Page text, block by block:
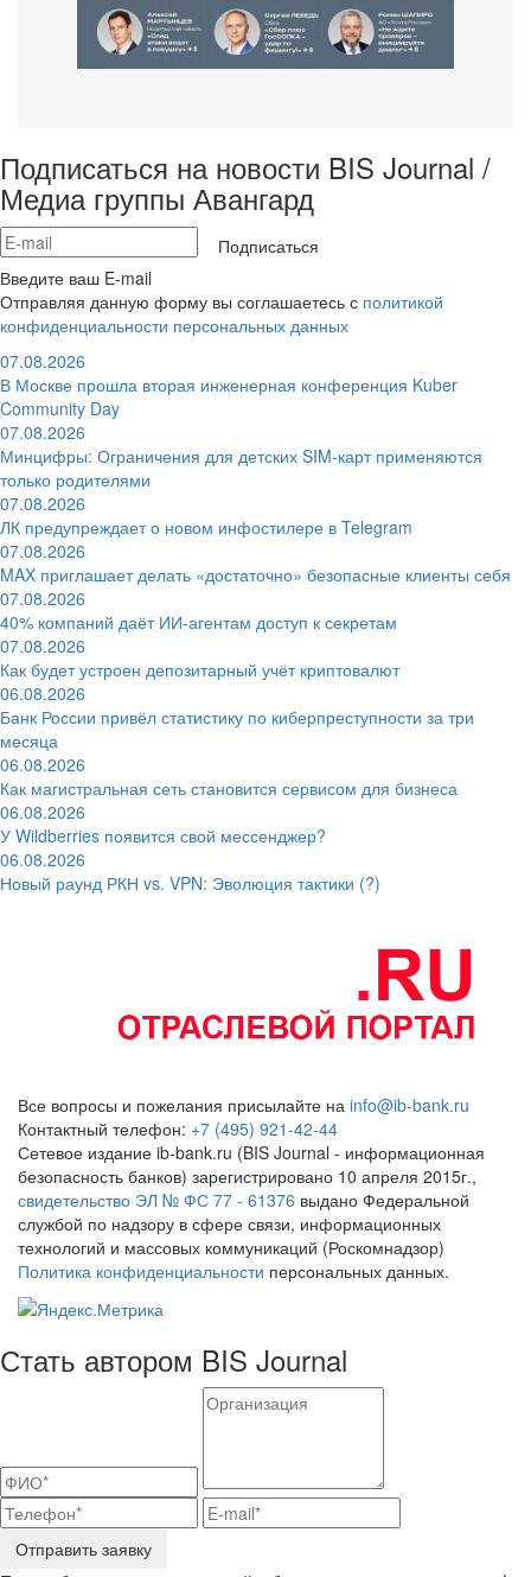
Подписаться на новости BIS Journal /
Медиа группы Авангард
Подписаться
Введите ваш E-mail
Отправляя данную форму вы соглашаетесь с политикой
конфиденциальности персональных данных
07.08.2026
В Москве прошла вторая инженерная конференция Kuber
Community Day
07.08.2026
Минцифры: Ограничения для детских SIM-карт применяются
только родителями
07.08.2026
ЛК предупреждает о новом инфостилере в Telegram
07.08.2026
MAX приглашает делать «достаточно» безопасные клиенты себя
07.08.2026
40% компаний даёт ИИ‑агентам доступ к секретам
07.08.2026
Как будет устроен депозитарный учёт криптовалют
06.08.2026
Банк России привёл статистику по киберпреступности за три
месяца
06.08.2026
Как магистральная сеть становится сервисом для бизнеса
06.08.2026
У Wildberries появится свой мессенджер?
06.08.2026
Новый раунд РКН vs. VPN: Эволюция тактики (?)
Все вопросы и пожелания присылайте на info@ib-bank.ru
Контактный телефон: +7 (495) 921-42-44
Сетевое издание ib-bank.ru (BIS Journal - информационная
безопасность банков) зарегистрировано 10 апреля 2015г.,
свидетельство ЭЛ № ФС 77 - 61376 выдано Федеральной
службой по надзору в сфере связи, информационных
технологий и массовых коммуникаций (Роскомнадзор)
Политика конфиденциальности персональных данных.
Стать автором BIS Journal
Отправить заявку